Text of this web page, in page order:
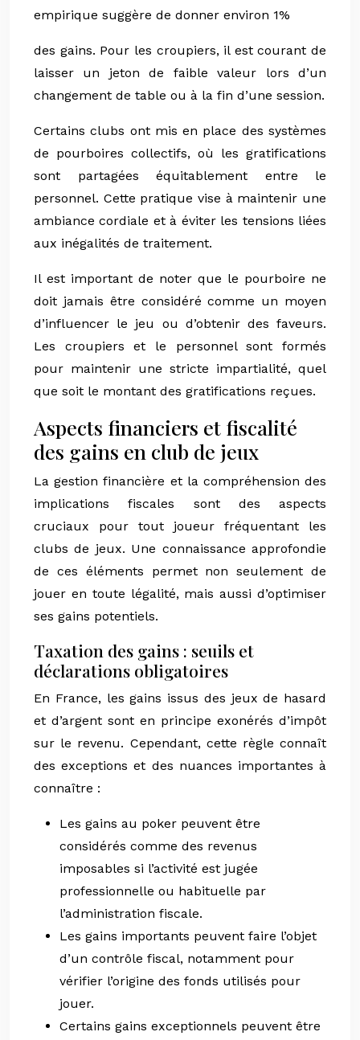
empirique suggère de donner environ 1%
des gains. Pour les croupiers, il est courant de
laisser un jeton de faible valeur lors d’un
changement de table ou à la fin d’une session.
Certains clubs ont mis en place des systèmes
de pourboires collectifs, où les gratifications
sont partagées équitablement entre le
personnel. Cette pratique vise à maintenir une
ambiance cordiale et à éviter les tensions liées
aux inégalités de traitement.
Il est important de noter que le pourboire ne
doit jamais être considéré comme un moyen
d’influencer le jeu ou d’obtenir des faveurs.
Les croupiers et le personnel sont formés
pour maintenir une stricte impartialité, quel
que soit le montant des gratifications reçues.
Aspects financiers et fiscalité
des gains en club de jeux
La gestion financière et la compréhension des
implications fiscales sont des aspects
cruciaux pour tout joueur fréquentant les
clubs de jeux. Une connaissance approfondie
de ces éléments permet non seulement de
jouer en toute légalité, mais aussi d’optimiser
ses gains potentiels.
Taxation des gains : seuils et
déclarations obligatoires
En France, les gains issus des jeux de hasard
et d’argent sont en principe exonérés d’impôt
sur le revenu. Cependant, cette règle connaît
des exceptions et des nuances importantes à
connaître :
Les gains au poker peuvent être
considérés comme des revenus
imposables si l’activité est jugée
professionnelle ou habituelle par
l’administration fiscale.
Les gains importants peuvent faire l’objet
d’un contrôle fiscal, notamment pour
vérifier l’origine des fonds utilisés pour
jouer.
Certains gains exceptionnels peuvent être